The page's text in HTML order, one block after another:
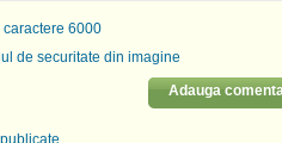
6000
de securitate din imagine
Adauga